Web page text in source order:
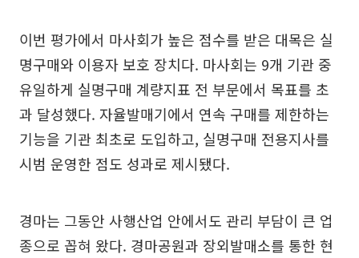
이번 평가에서 마사회가 높은 점수를 받은 대목은 실
명구매와 이용자 보호 장치다. 마사회는 9개 기관 중
유일하게 실명구매 계량지표 전 부문에서 목표를 초
과 달성했다. 자율발매기에서 연속 구매를 제한하는
기능을 기관 최초로 도입하고, 실명구매 전용지사를
시범 운영한 점도 성과로 제시됐다.
경마는 그동안 사행산업 안에서도 관리 부담이 큰 업
종으로 꼽혀 왔다. 경마공원과 장외발매소를 통한 현